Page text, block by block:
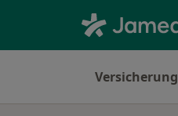
Versicherung